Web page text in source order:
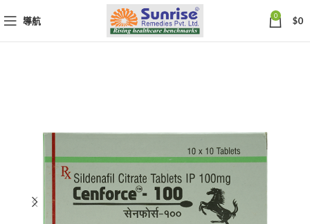
導航 0 $0